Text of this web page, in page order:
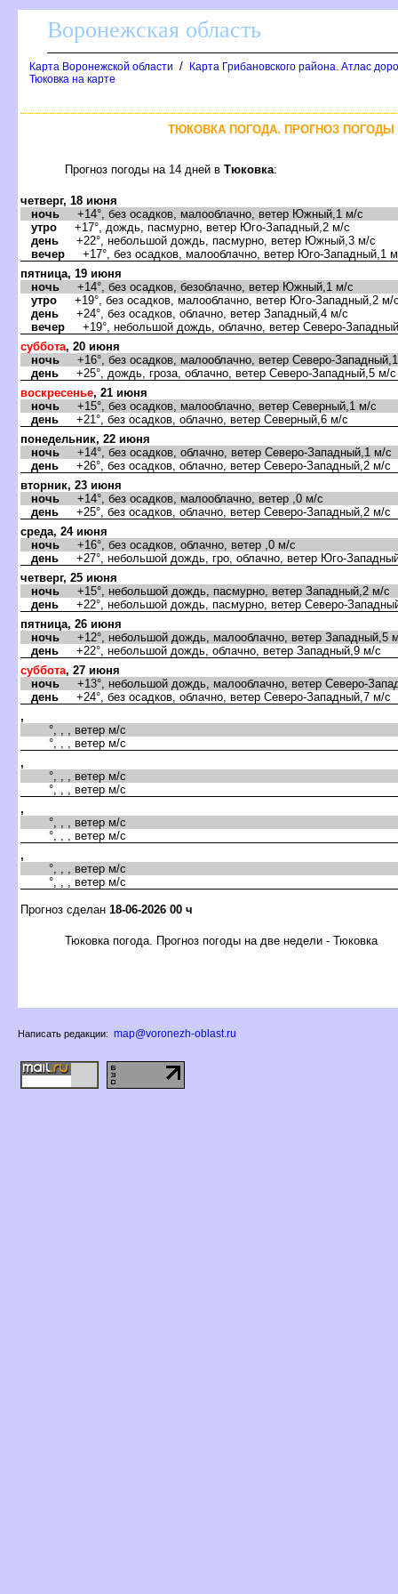
оронежская область
Карта Воронежской области /
Карта Грибановского района. Атлас
Тюковка на карте
ТЮКОВКА ПОГОДА. ПРОГНОЗ
Прогноз погоды на 14 дней Тюковка:
четверг, 18 июня
ночь +14°, без осадков, малооблачно, ветер Южный,1 м/с
утро +17°, дождь, пасмурно, ветер Юго-Западный,2 м/с
день +22°, небольшой дождь, пасмурно, ветер Южный,3 м/с
ечер +17°, без осадков, малооблачно, ветер Юго-Западный,1
пятница, 19 июня
ночь +14°, без осадков, безоблачно, ветер Южный,1 м/с
утро +19°, без осадков, малооблачно, ветер Юго-Западный,2 м/
день +24°, без осадков, облачно, ветер Западный,4 м/с
ечер +19°, небольшой дождь, облачно, ветер Северо-
суббота, 20 июня
ночь +16°, без осадков, малооблачно, ветер Северо-
день +25°, дождь, гроза, облачно, ветер Северо-Западный,5 м/с
оскресенье, 21 июня
ночь +15°, без осадков, малооблачно, ветер Северный,1 м/с
день +21°, без осадков, облачно, ветер Северный,6 м/с
понедельник, 22 июня
ночь +14°, без осадков, облачно, ветер Северо-Западный,1 м/с
день +26°, без осадков, облачно, ветер Северо-Западный,2 м/с
торник, 23 июня
ночь +14°, без осадков, малооблачно, ветер ,0 м/с
день +25°, без осадков, облачно, ветер Северо-Западный,2 м/с
среда, 24 июня
ночь +16°, без осадков, облачно, ветер ,0 м/с
день +27°, небольшой дождь, гро, облачно, ветер Юго-
четверг, 25 июня
ночь +15°, небольшой дождь, пасмурно, ветер Западный,2 м/с
день +22°, небольшой дождь, пасмурно, ветер Северо-
пятница, 26 июня
ночь +12°, небольшой дождь, малооблачно, ветер Западный,5
день +22°, небольшой дождь, облачно, ветер Западный,9 м/с
суббота, 27 июня
ночь +13°, небольшой дождь, малооблачно, ветер Северо-
день +24°, без осадков, облачно, ветер Северо-Западный,7 м/с
,
°, , , ветер м/с
°, , , ветер м/с
,
°, , , ветер м/с
°, , , ветер м/с
,
°, , , ветер м/с
°, , , ветер м/с
,
°, , , ветер м/с
°, , , ветер м/с
Прогноз сделан 18-06-2026 00 ч
Тюковка погода. Прогноз погоды на две недели - Тюковка
Написать редакции: map@voronezh-oblast.ru